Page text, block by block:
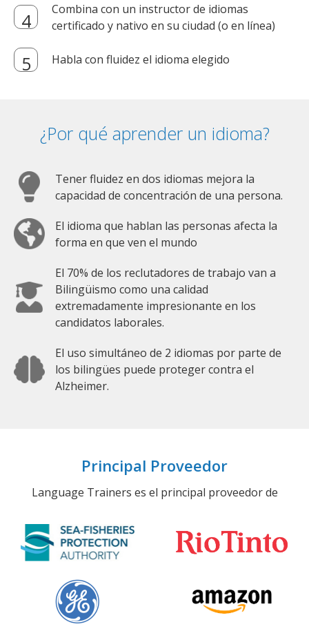
Combina con un instructor de idiomas
certificado y nativo en su ciudad (o en línea)
Habla con fluidez el idioma elegido
¿Por qué aprender un idioma?
Tener fluidez en dos idiomas mejora la
capacidad de concentración de una persona.
El idioma que hablan las personas afecta la
forma en que ven el mundo
El 70% de los reclutadores de trabajo van a
Bilingüismo como una calidad
extremadamente impresionante en los
candidatos laborales.
El uso simultáneo de 2 idiomas por parte de
los bilingües puede proteger contra el
Alzheimer.
Principal Proveedor
Language Trainers es el principal proveedor de